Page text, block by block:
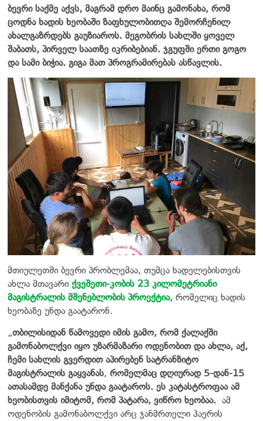
ბევრი საქმე აქვს, მაგრამ დრო მაინც გამონახა, რომ
ცოდნა ხადის ხეობაში ზაფხულობითღა შემორჩენილ
ახალგაზრდებს გაუზიაროს. მეგობრის სახლში ყოველ
შაბათს, პირველ საათზე იკრიბებიან. ჯგუფში ერთი გოგო
და სამი ბიჭია. გიგა მათ პროგრამირებას ასწავლის.
მთიულეთში ბევრი პრობლემაა, თუმცა ხადელებისთვის
ახლა მთავარი ქვეშეთი-კობის 23 კილომეტრიანი
მაგისტრალის მშენებლობის პროექტია, რომელიც ხადის
ხეობაზე უნდა გაატარონ.
„თბილისიდან წამოვედი იმის გამო, რომ ქალაქში
გამონაბოლქვი იყო უზარმაზარი ოდენობით და ახლა, აქ,
ჩემი სახლის გვერდით აპირებენ სატრანზიტო
მაგისტრალის გაყვანას, რომელმაც დღიურად 5-დან-15
ათასამდე მანქანა უნდა გაატაროს. ეს კატასტროფაა ამ
ხეობისთვის იმიტომ, რომ პატარა, ვიწრო ხეობაა. ამ
ოდენობის გამონაბოლქვი არც ჯანმრთელი ჰაერის